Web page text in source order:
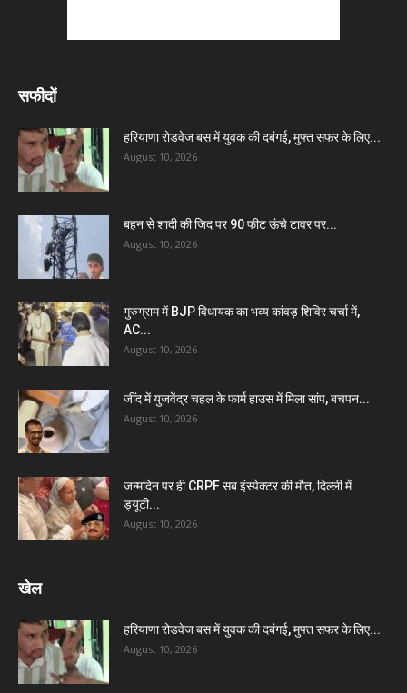
सफीदों
हरियाणा रोडवेज बस में युवक की दबंगई, मुफ्त सफर के लिए...
August 10, 2026
बहन से शादी की जिद पर 90 फीट ऊंचे टावर पर...
August 10, 2026
गुरुग्राम में BJP विधायक का भव्य कांवड़ शिविर चर्चा में,
AC...
August 10, 2026
जींद में युजवेंद्र चहल के फार्म हाउस में मिला सांप, बचपन...
August 10, 2026
जन्मदिन पर ही CRPF सब इंस्पेक्टर की मौत, दिल्ली में
ड्यूटी...
August 10, 2026
खेल
हरियाणा रोडवेज बस में युवक की दबंगई, मुफ्त सफर के लिए...
August 10, 2026